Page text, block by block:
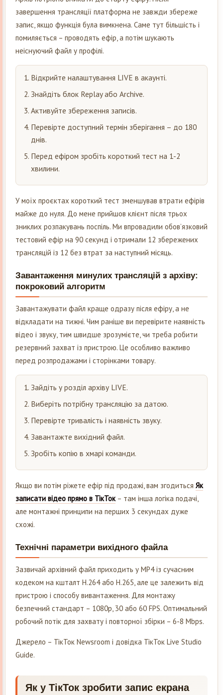
завершення трансляції платформа не завжди збереже
запис, якщо функція була вимкнена. Саме тут більшість і
помиляється – проводять ефір, а потім шукають
неіснуючий файл у профілі.
Відкрийте налаштування LIVE в акаунті.
Знайдіть блок Replay або Archive.
Активуйте збереження записів.
Перевірте доступний термін зберігання – до 180
днів.
Перед ефіром зробіть короткий тест на 1-2
хвилини.
У моїх проєктах короткий тест зменшував втрати ефірів
майже до нуля. До мене прийшов клієнт після трьох
зниклих розпакувань поспіль. Ми впровадили обов’язковий
тестовий ефір на 90 секунд і отримали 12 збережених
трансляцій із 12 без втрат за наступний місяць.
Завантаження минулих трансляцій з архіву:
покроковий алгоритм
Завантажувати файл краще одразу після ефіру, а не
відкладати на тижні. Чим раніше ви перевірите наявність
відео і звуку, тим швидше зрозумієте, чи треба робити
резервний захват із пристрою. Це особливо важливо
перед розпродажами і сторінками товару.
Зайдіть у розділ архіву LIVE.
Виберіть потрібну трансляцію за датою.
Перевірте тривалість і наявність звуку.
Завантажте вихідний файл.
Зробіть копію в хмарі команди.
Якщо ви потім ріжете ефір під продажі, вам згодиться Як
записати відео прямо в ТікТок– там інша логіка подачі,
але монтажні принципи на перших 3 секундах дуже
схожі.
Технічні параметри вихідного файла
Зазвичай архівний файл приходить у MP4 із сучасним
кодеком на кшталт H.264 або H.265, але це залежить від
пристрою і способу вивантаження. Для монтажу
безпечний стандарт – 1080p, 30 або 60 FPS. Оптимальний
робочий потік для захвату і повторної збірки – 6-8 Mbps.
Джерело – ТікТок Newsroom і довідка ТікТок Live Studio
Guide.
Як у ТікТок зробити запис екрана